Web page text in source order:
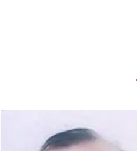
CLAVIER